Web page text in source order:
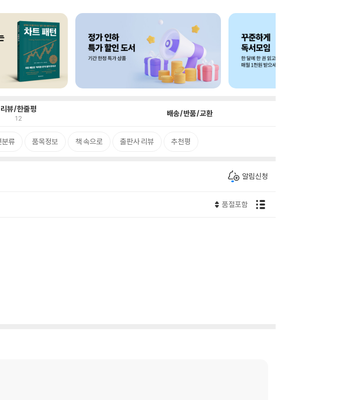
리뷰/한줄평
12 배송/반품/교환
분류 품목정보 책 속으로 출판사 리뷰 추천평
알림신청
품절포함